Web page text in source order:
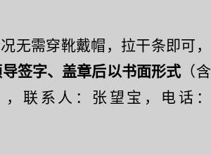
况无需穿靴戴帽，拉干条即可，
签字、盖章后以书面形式（含
， 联系人：张望宝，电话：